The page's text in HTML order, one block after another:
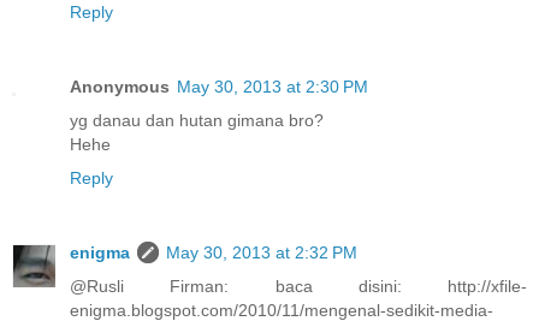
Reply
Anonymous May 30, 2013 at 2:30 PM
yg danau dan hutan gimana bro?
Hehe
Reply
enigma
May 30, 2013 at 2:32 PM
@Rusli Firman: baca disini: http://xfile-
enigma.blogspot.com/2010/11/mengenal-sedikit-media-